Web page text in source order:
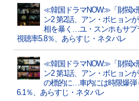
≪韓国ドラマNOW≫「財閥x
ン2 第2話、アン・ボヒョン
相を暴く…ユ・スンホもサプ
視聴率5.8％、あらすじ・ネタバレ
≪韓国ドラマNOW≫「財閥x
ン2 第1話、アン・ボヒョン
の標的に…車内には時限爆弾
6.1％、あらすじ・ネタバレ